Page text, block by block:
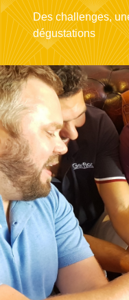
Des challenges,
dégustations